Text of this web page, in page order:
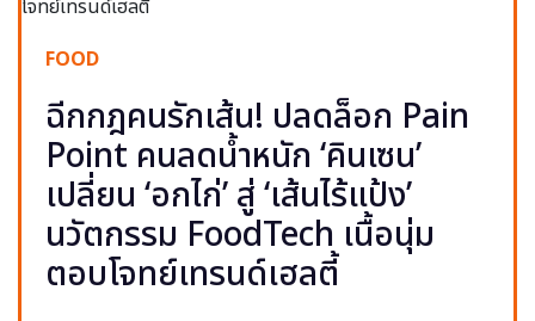
FOOD
ฉีกกฎคนรักเส้น! ปลดล็อก Pain
Point คนลดน้ำหนัก ‘คินเซน’
เปลี่ยน ‘อกไก่’ สู่ ‘เส้นไร้แป้ง’
นวัตกรรม FoodTech เนื้อนุ่ม
ตอบโจทย์เทรนด์เฮลตี้